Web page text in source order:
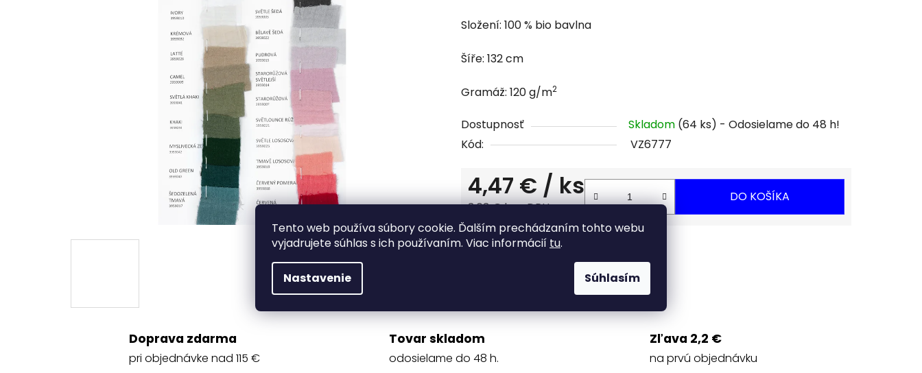
Tento web používa súbory cookie. Ďalším prechádzaním tohto webu
vyjadrujete súhlas s ich používaním. Viac informácií tu.
Nastavenie Súhlasím
produktu
0,0
hviezdičiek.
Složení: 100 % bio bavlna
Šíře: 132 cm
Gramáž: 120 g/m2
Dostupnosť Skladom (64 ks)
Kód:
VZ6777
4,47 € / ks
3,63 € bez DPH
Jednotková cena:
DO KOŠÍKA
Tlač Opýtať sa
Doprava zdarma
pri objednávke nad 115 €
Tovar skladom
odosielame do 48 h.
Zľava 2,2 €
na prvú objednávku